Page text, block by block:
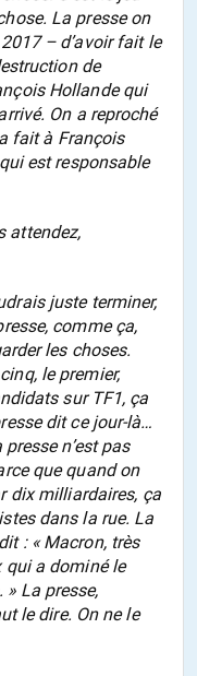
La presse on
– d’avoir fait le
de
Hollande qui
On a reproché
fait à François
est responsable
attendez,
juste terminer,
comme ça,
les choses.
le premier,
sur TF1, ça
dit ce jour-là…
n’est pas
que quand on
dix milliardaires, ça
dans la rue. La
: « Macron, très
qui a dominé le
» La presse,
le dire. On ne le